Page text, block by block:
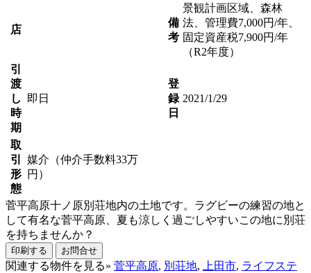
店
備
考
景観計画区域、森林
法、管理費7,000円/年、
固定資産税7,900円/年
（R2年度）
引
渡
し
時
期
即日
登
録
日
2021/1/29
取
引
形
態
媒介（仲介手数料33万
円）
菅平高原十ノ原別荘地内の土地です。ラグビーの練習の地と
して有名な菅平高原、夏も涼しく過ごしやすいこの地に別荘
を持ちませんか？
印刷する お問合せ
関連する物件を見る» 菅平高原, 別荘地, 上田市, ライフステ